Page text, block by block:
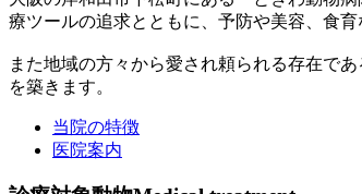
療ツールの追求とともに、予防や美容、食
また地域の方々から愛され頼られる存在で
を築きます。
当院の特徴
医院案内